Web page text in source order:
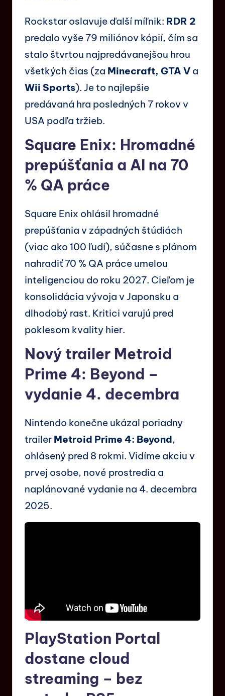
Rockstar oslavuje ďalší míľnik: RDR 2
predalo vyše 79 miliónov kópií, čím sa
stalo štvrtou najpredávanejšou hrou
všetkých čias (za Minecraft, GTA V a
Wii Sports). Je to najlepšie
predávaná hra posledných 7 rokov v
USA podľa tržieb.
Square Enix: Hromadné
prepúšťania a AI na 70
% QA práce
Square Enix ohlásil hromadné
prepúšťania v západných štúdiách
(viac ako 100 ľudí), súčasne s plánom
nahradiť 70 % QA práce umelou
inteligenciou do roku 2027. Cieľom je
konsolidácia vývoja v Japonsku a
dlhodobý rast. Kritici varujú pred
poklesom kvality hier.
Nový trailer Metroid
Prime 4: Beyond –
vydanie 4. decembra
Nintendo konečne ukázal poriadny
trailer Metroid Prime 4: Beyond,
ohlásený pred 8 rokmi. Vidíme akciu v
prvej osobe, nové prostredia a
naplánované vydanie na 4. decembra
2025.
PlayStation Portal
dostane cloud
streaming – bez